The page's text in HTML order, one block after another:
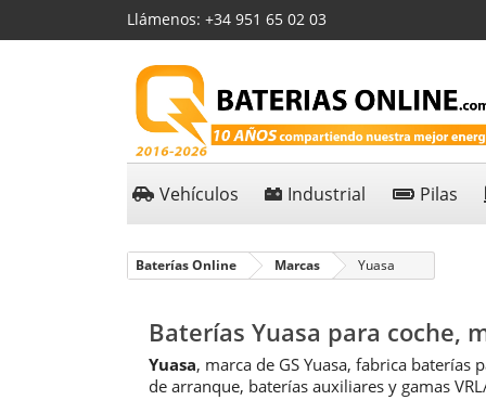
Llámenos: +34 951 65 02 03
Vehículos Industrial Pilas
Baterías Online Marcas Yuasa
Baterías Yuasa para coche,
Yuasa, marca de GS Yuasa, fabrica
de arranque, baterías auxiliares y gamas